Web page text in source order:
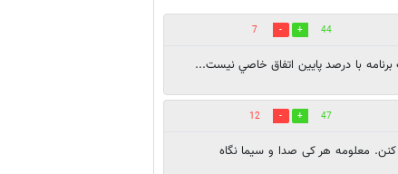
44
7
با درصد پايين اتفاق خاصي نيست...
47
12
معلومه هر کی صدا و سیما نگاه